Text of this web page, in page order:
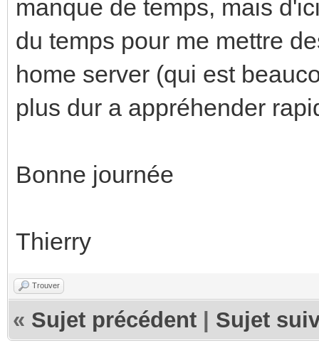
manque de temps, mais
du temps pour me mettre
home server (qui est
plus dur a appréhender
Bonne journée
Thierry
Trouver
« Sujet précédent Sujet